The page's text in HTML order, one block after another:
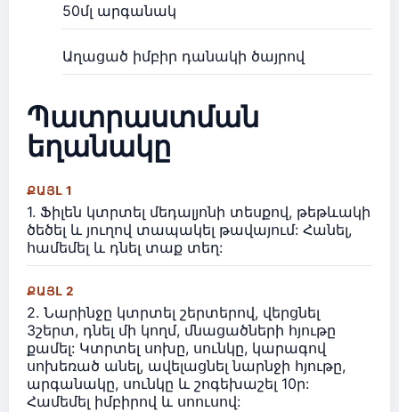
50մլ արգանակ
Աղացած իմբիր դանակի ծայրով
Պատրաստման
եղանակը
ՔԱՅԼ 1
1. Ֆիլեն կտրտել մեդալյոնի տեսքով, թեթևակի
ծեծել և յուղով տապակել թավայում: Հանել,
համեմել և դնել տաք տեղ:
ՔԱՅԼ 2
2. Նարինջը կտրտել շերտերով, վերցնել
3շերտ, դնել մի կողմ, մնացածների հյութը
քամել: Կտրտել սոխը, սունկը, կարագով
սոխեռած անել, ավելացնել նարնջի հյութը,
արգանակը, սունկը և շոգեխաշել 10ր:
Համեմել իմբիրով և սոուսով: